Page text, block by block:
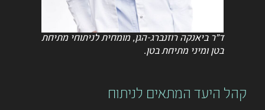
ד"ר ביאנקה רוזנברג-הגן, מומחית לניתוחי מתיחת
בטן ומיני מתיחת בטן.
קהל היעד המתאים לניתוח